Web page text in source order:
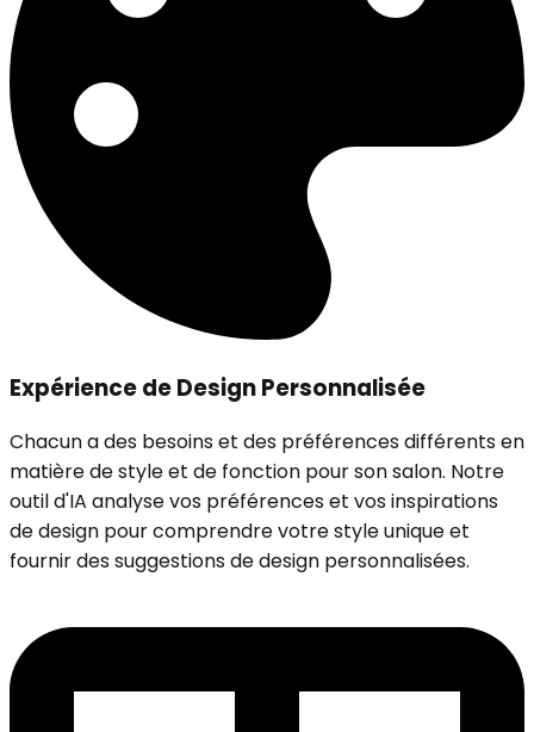
Expérience de Design Personnalisée
Chacun a des besoins et des préférences différents en
matière de style et de fonction pour son salon. Notre
outil d'IA analyse vos préférences et vos inspirations
de design pour comprendre votre style unique et
fournir des suggestions de design personnalisées.